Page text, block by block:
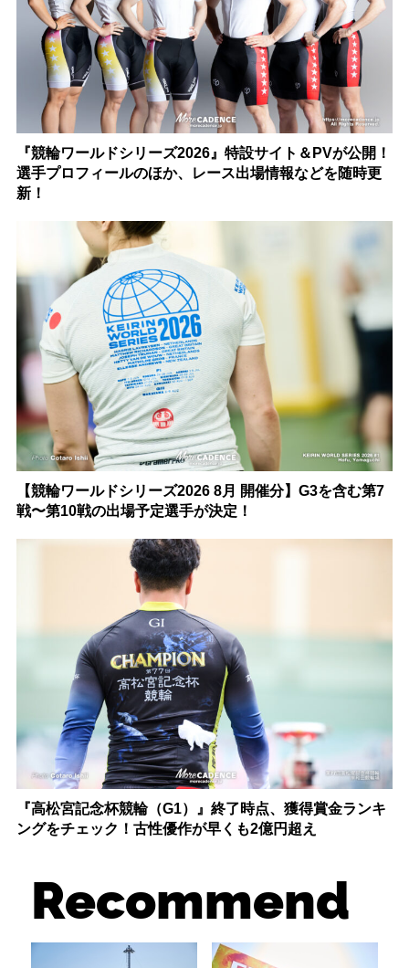
『競輪ワールドシリーズ2026』特設サイト＆PVが公開！
選手プロフィールのほか、レース出場情報などを随時更
新！
【競輪ワールドシリーズ2026 8月 開催分】G3を含む第7
戦〜第10戦の出場予定選手が決定！
『高松宮記念杯競輪（G1）』終了時点、獲得賞金ランキ
ングをチェック！古性優作が早くも2億円超え
Recommend